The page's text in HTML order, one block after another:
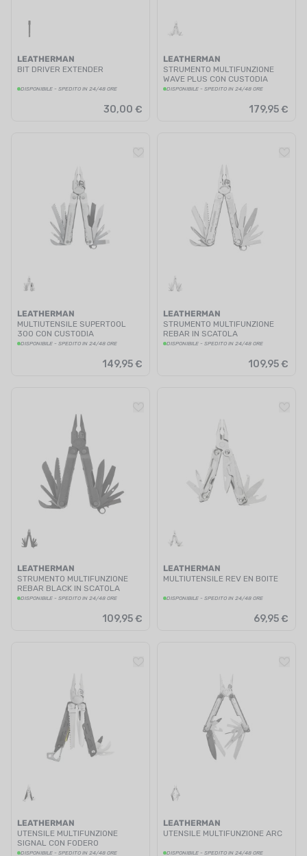
LEATHERMAN
BIT DRIVER EXTENDER
DISPONIBILE - SPEDITO IN 24/48 ORE
30,00 €
LEATHERMAN
STRUMENTO MULTIFUNZIONE
WAVE PLUS CON CUSTODIA
DISPONIBILE - SPEDITO IN 24/48 ORE
179,95 €
LEATHERMAN
MULTIUTENSILE SUPERTOOL
300 CON CUSTODIA
DISPONIBILE - SPEDITO IN 24/48 ORE
149,95 €
LEATHERMAN
STRUMENTO MULTIFUNZIONE
REBAR IN SCATOLA
DISPONIBILE - SPEDITO IN 24/48 ORE
109,95 €
LEATHERMAN
STRUMENTO MULTIFUNZIONE
REBAR BLACK IN SCATOLA
DISPONIBILE - SPEDITO IN 24/48 ORE
109,95 €
LEATHERMAN
MULTIUTENSILE REV EN BOITE
DISPONIBILE - SPEDITO IN 24/48 ORE
69,95 €
LEATHERMAN
UTENSILE MULTIFUNZIONE
SIGNAL CON FODERO
DISPONIBILE - SPEDITO IN 24/48 ORE
LEATHERMAN
UTENSILE MULTIFUNZIONE ARC
DISPONIBILE - SPEDITO IN 24/48 ORE